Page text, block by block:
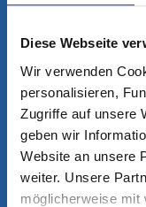
Diese Webseite
Wir verwenden
personalisieren,
Zugriffe auf unsere
geben wir
Website an unsere
weiter. Unsere
möglicherweise mit
und
Für
halten
jeden